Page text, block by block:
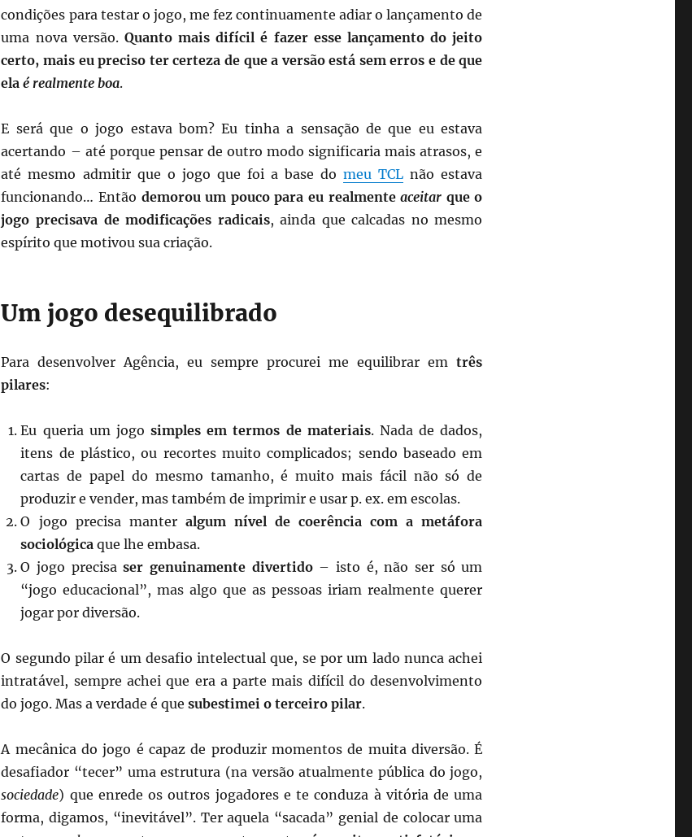
condições para testar o jogo, me fez continuamente adiar o lançamento de
uma nova versão. Quanto mais difícil é fazer esse lançamento do jeito
certo, mais eu preciso ter certeza de que a versão está sem erros e de que
elaé realmente boa.
E será que o jogo estava bom? Eu tinha a sensação de que eu estava
acertando – até porque pensar de outro modo significaria mais atrasos, e
até mesmo admitir que o jogo que foi a base domeu TCL não estava
funcionando… Então demorou um pouco para eu realmenteaceitar que o
jogo precisava de modificações radicais, ainda que calcadas no mesmo
espírito que motivou sua criação.
Um jogo desequilibrado
Para desenvolver Agência, eu sempre procurei me equilibrar emtrês
pilares:
Eu queria um jogosimples em termos de materiais. Nada de dados,
itens de plástico, ou recortes muito complicados; sendo baseado em
cartas de papel do mesmo tamanho, é muito mais fácil não só de
produzir e vender, mas também de imprimir e usar p. ex. em escolas.
O jogo precisa manter algum nível de coerência com a metáfora
sociológica que lhe embasa.
O jogo precisaser genuinamente divertido– isto é, não ser só um
“jogo educacional”, mas algo que as pessoas iriam realmente querer
jogar por diversão.
O segundo pilar é um desafio intelectual que, se por um lado nunca achei
intratável, sempre achei que era a parte mais difícil do desenvolvimento
do jogo. Mas a verdade é quesubestimei o terceiro pilar.
A mecânica do jogo é capaz de produzir momentos de muita diversão. É
desafiador “tecer” uma estrutura (na versão atualmente pública do jogo,
sociedade) que enrede os outros jogadores e te conduza à vitória de uma
forma, digamos, “inevitável”. Ter aquela “sacada” genial de colocar uma